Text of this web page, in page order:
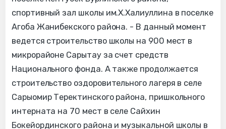
спортивный зал школы им.Х.Халиуллина в поселке
Агоба Жанибекского района. - В данный момент
ведется строительство школы на 900 мест в
микрорайоне Сарытау за счет средств
Национального фонда. А также продолжается
строительство оздоровительного лагеря в селе
Сарыомир Теректинского района, пришкольного
интерната на 70 мест в селе Сайхин
Бокейординского района и музыкальной школы в